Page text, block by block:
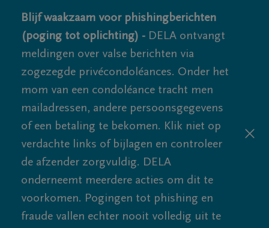
Blijf waakzaam voor phishingberichten
(poging tot oplichting) - DELA ontvangt
meldingen over valse berichten via
zogezegde privécondoléances. Onder het
mom van een condoléance tracht men
mailadressen, andere persoonsgegevens
of een betaling te bekomen. Klik niet op
verdachte links of bijlagen en controleer
de afzender zorgvuldig. DELA
onderneemt meerdere acties om dit te
voorkomen. Pogingen tot phishing en
fraude vallen echter nooit volledig uit te